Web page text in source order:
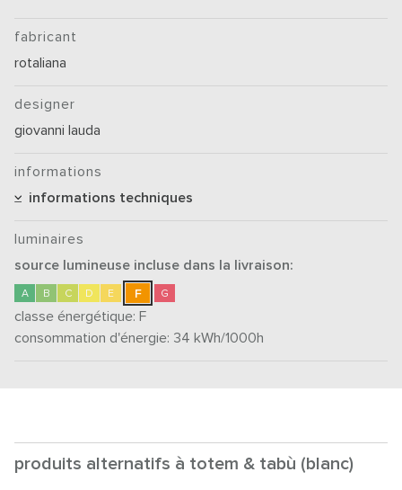
fabricant
rotaliana
designer
giovanni lauda
informations
informations techniques
luminaires
source lumineuse incluse dans la livraison:
A B C D E F G
classe énergétique: F
consommation d'énergie: 34 kWh/1000h
produits alternatifs à totem & tabù (blanc)